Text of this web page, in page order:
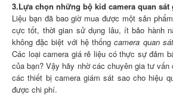
3.Lựa chọn những bộ kid camera quan sát
Liệu bạn đã bao giờ mua được một sản
cực tốt, thời gian sử dụng lâu, ít bảo hành
không đặc biệt với hệ thốngcamera quan sát
Các loại camera giá rẻ liệu có thực sự đảm
của bạn? Vậy hãy nhờ các chuyên gia tư
các thiết bị camera giám sát sao cho hiệu
được chi phí.